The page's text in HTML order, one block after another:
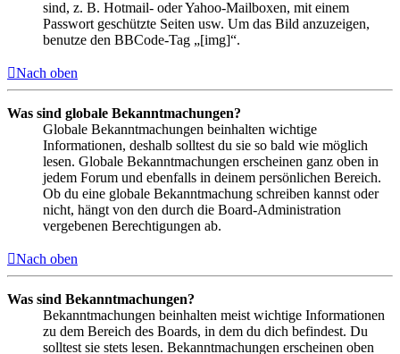
sind, z. B. Hotmail- oder Yahoo-Mailboxen, mit einem
Passwort geschützte Seiten usw. Um das Bild anzuzeigen,
benutze den BBCode-Tag „[img]“.
Nach oben
Was sind globale Bekanntmachungen?
Globale Bekanntmachungen beinhalten wichtige
Informationen, deshalb solltest du sie so bald wie möglich
lesen. Globale Bekanntmachungen erscheinen ganz oben in
jedem Forum und ebenfalls in deinem persönlichen Bereich.
Ob du eine globale Bekanntmachung schreiben kannst oder
nicht, hängt von den durch die Board-Administration
vergebenen Berechtigungen ab.
Nach oben
Was sind Bekanntmachungen?
Bekanntmachungen beinhalten meist wichtige Informationen
zu dem Bereich des Boards, in dem du dich befindest. Du
solltest sie stets lesen. Bekanntmachungen erscheinen oben